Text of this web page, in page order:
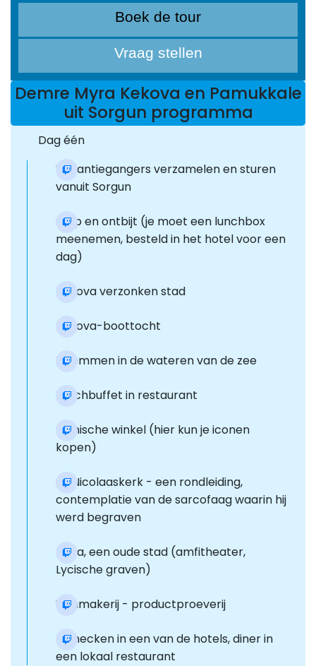
Boek de tour
Vraag stellen
Demre Myra Kekova en Pamukkale
uit Sorgun programma
Dag één
Vakantiegangers verzamelen en sturen
vanuit Sorgun
Stop en ontbijt (je moet een lunchbox
meenemen, besteld in het hotel voor een
dag)
Kekova verzonken stad
Kekova-boottocht
Zwemmen in de wateren van de zee
Lunchbuffet in restaurant
Iconische winkel (hier kun je iconen
kopen)
St. Nicolaaskerk - een rondleiding,
contemplatie van de sarcofaag waarin hij
werd begraven
Myra, een oude stad (amfitheater,
Lycische graven)
Wijnmakerij - productproeverij
Inchecken in een van de hotels, diner in
een lokaal restaurant